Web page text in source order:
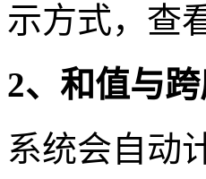
示方式，查
2、和值与
系统会自动